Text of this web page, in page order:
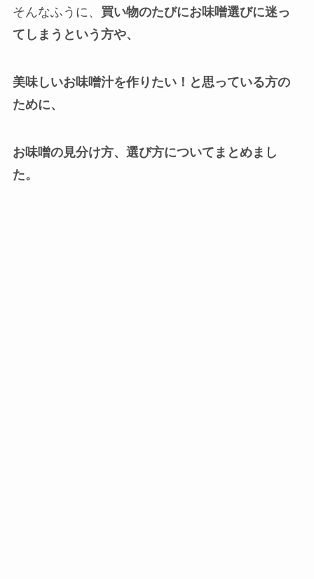
そんなふうに、 買い物のたびにお味噌選びに迷っ
てしまうという方や、
美味しいお味噌汁を作りたい！と思っている方の
ために、
お味噌の見分け方、選び方についてまとめまし
た。